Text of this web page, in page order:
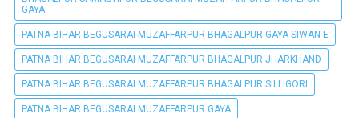
GAYA
PATNA BIHAR BEGUSARAI MUZAFFARPUR BHAGALPUR GAYA SIWAN E
PATNA BIHAR BEGUSARAI MUZAFFARPUR BHAGALPUR JHARKHAND
PATNA BIHAR BEGUSARAI MUZAFFARPUR BHAGALPUR SILLIGORI
PATNA BIHAR BEGUSARAI MUZAFFARPUR GAYA